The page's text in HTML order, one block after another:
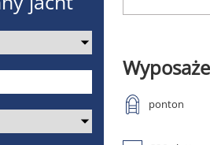
ponton